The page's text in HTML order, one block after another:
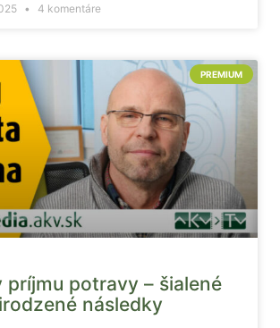
4 komentáre
PREMIUM
príjmu potravy – šialené
následky